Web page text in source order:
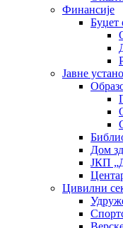
Финансије
Буџет
Јавне
Дом
ЈКП
Цивилни